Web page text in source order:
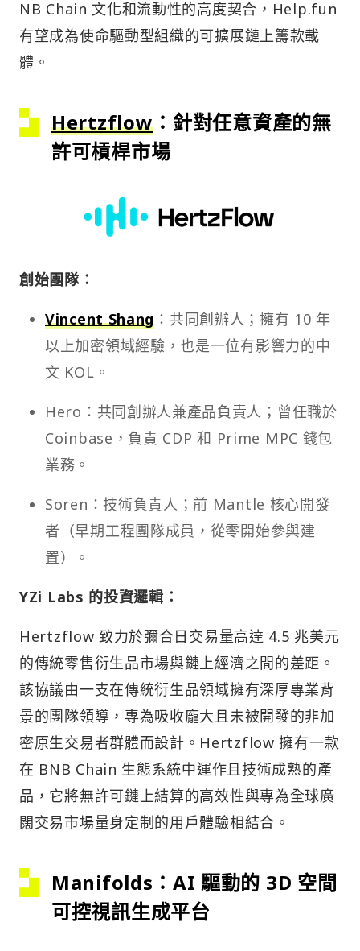
NB Chain 文化和流動性的高度契合，Help.fun
有望成為使命驅動型組織的可擴展鏈上籌款載
體。
Hertzflow ：針對任意資產的無
許可槓桿市場
創始團隊：
Vincent Shang ：共同創辦人；擁有 10 年
以上加密領域經驗，也是一位有影響力的中
文 KOL。
Hero：共同創辦人兼產品負責人；曾任職於
Coinbase，負責 CDP 和 Prime MPC 錢包
業務。
Soren：技術負責人；前 Mantle 核心開發
者（早期工程團隊成員，從零開始參與建
置）。
YZi Labs 的投資邏輯：
Hertzflow 致力於彌合日交易量高達 4.5 兆美元
的傳統零售衍生品市場與鏈上經濟之間的差距。
該協議由一支在傳統衍生品領域擁有深厚專業背
景的團隊領導，專為吸收龐大且未被開發的非加
密原生交易者群體而設計。Hertzflow 擁有一款
在 BNB Chain 生態系統中運作且技術成熟的產
品，它將無許可鏈上結算的高效性與專為全球廣
闊交易市場量身定制的用戶體驗相結合。
Manifolds：AI 驅動的 3D 空間
可控視訊生成平台